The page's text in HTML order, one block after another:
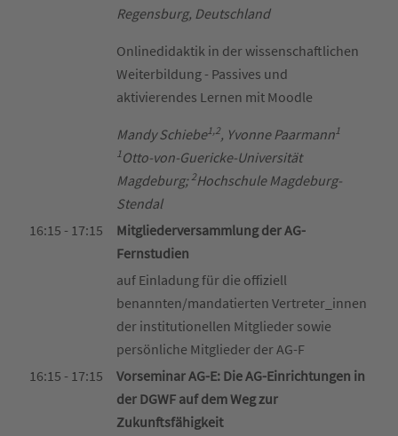
Regensburg, Deutschland
Onlinedidaktik in der wissenschaftlichen
Weiterbildung - Passives und
aktivierendes Lernen mit Moodle
Mandy Schiebe 1,2, Yvonne Paarmann 1
1 Otto-von-Guericke-Universität
Magdeburg; 2Hochschule Magdeburg-
Stendal
16:15 - 17:15
Mitgliederversammlung der AG-
Fernstudien
auf Einladung für die offiziell
benannten/mandatierten Vertreter_innen
der institutionellen Mitglieder sowie
persönliche Mitglieder der AG-F
16:15 - 17:15
Vorseminar AG-E: Die AG-Einrichtungen in
der DGWF auf dem Weg zur
Zukunftsfähigkeit